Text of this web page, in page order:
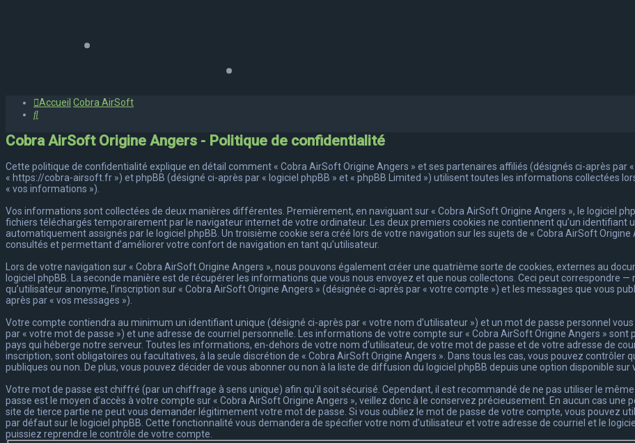
Accueil Cobra AirSoft
Rechercher
Cobra AirSoft Origine Angers - Politique de confidentialité
Cette politique de confidentialité explique en détail comment « Cobra AirSoft Origine Angers » et ses partenaires affiliés (désignés ci-après par
« https://cobra-airsoft.fr ») et phpBB (désigné ci-après par « logiciel phpBB » et « phpBB Limited ») utilisent toutes les informations collectées
« vos informations »).
Vos informations sont collectées de deux manières différentes. Premièrement, en naviguant sur « Cobra AirSoft Origine Angers », le logiciel
fichiers téléchargés temporairement par le navigateur internet de votre ordinateur. Les deux premiers cookies ne contiennent qu’un
automatiquement assignés par le logiciel phpBB. Un troisième cookie sera créé lors de votre navigation sur les sujets de « Cobra AirSoft
consultés et permettant d’améliorer votre confort de navigation en tant qu’utilisateur.
Lors de votre navigation sur « Cobra AirSoft Origine Angers », nous pouvons également créer une quatrième sorte de cookies, externes au
logiciel phpBB. La seconde manière est de récupérer les informations que vous nous envoyez et que nous collectons. Ceci peut correspondre
qu’utilisateur anonyme, l’inscription sur « Cobra AirSoft Origine Angers » (désignée ci-après par « votre compte ») et les messages que vous
après par « vos messages »).
Votre compte contiendra au minimum un identifiant unique (désigné ci-après par « votre nom d’utilisateur ») et un mot de passe personnel
par « votre mot de passe ») et une adresse de courriel personnelle. Les informations de votre compte sur « Cobra AirSoft Origine Angers »
pays qui héberge notre serveur. Toutes les informations, en-dehors de votre nom d’utilisateur, de votre mot de passe et de votre adresse de
inscription, sont obligatoires ou facultatives, à la seule discrétion de « Cobra AirSoft Origine Angers ». Dans tous les cas, vous pouvez
publiques ou non. De plus, vous pouvez décider de vous abonner ou non à la liste de diffusion du logiciel phpBB depuis une option disponible sur
Votre mot de passe est chiffré (par un chiffrage à sens unique) afin qu’il soit sécurisé. Cependant, il est recommandé de ne pas utiliser le
passe est le moyen d’accès à votre compte sur « Cobra AirSoft Origine Angers », veillez donc à le conservez précieusement. En aucun cas une
site de tierce partie ne peut vous demander légitimement votre mot de passe. Si vous oubliez le mot de passe de votre compte, vous pouvez
par défaut sur le logiciel phpBB. Cette fonctionnalité vous demandera de spécifier votre nom d’utilisateur et votre adresse de courriel et le
puissiez reprendre le contrôle de votre compte.